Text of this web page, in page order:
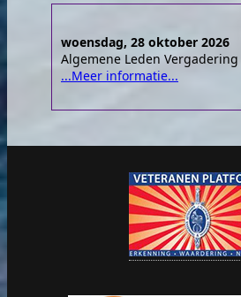
woensdag, 28 oktober 2026
Algemene Leden Vergadering
...Meer informatie...